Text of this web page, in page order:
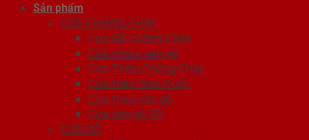
Sản phẩm
CỬA CHỐNG CHÁY
Cửa Gỗ Chống Cháy
Cửa nhôm vân gỗ
Cửa Thép Chống Cháy
Cửa thép Hàn Quốc
Cửa thép vân gỗ
Cửa vân gỗ 5D
CỬA GỖ